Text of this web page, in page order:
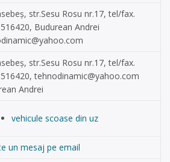
str.Sesu Rosu nr.17, tel/fax.
Budurean Andrei
str.Sesu Rosu nr.17, tel/fax.
tehnodinamic@yahoo.com
Andrei
vehicule scoase din uz
un mesaj pe email